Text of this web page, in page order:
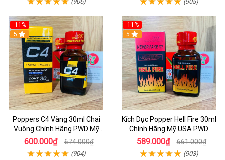
(906) (905)
-11%
5
Poppers C4 Vàng 30ml Chai
Vuông Chính Hãng PWD Mỹ
Tăng Hưng Phấn Cho Top Bot
600.000₫ 674.000₫
(904)
-11%
5
Kích Dục Popper Hell Fire 30ml
Chính Hãng Mỹ USA PWD
589.000₫ 661.000₫
(903)